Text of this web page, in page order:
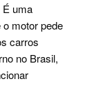
É uma
motor pede
carros
no Brasil,